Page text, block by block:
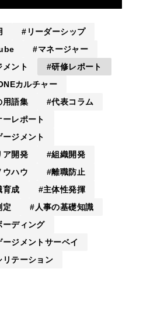
リーダーシップ
マネージャー
メント
研修レポート
カルチャー
用語集
代表コラム
ーレポート
ージメント
ア開発
組織開発
ウハウ
離職防止
育成
主体性発揮
定
人事の基礎知識
ーディング
ージメントサーベイ
リテーション